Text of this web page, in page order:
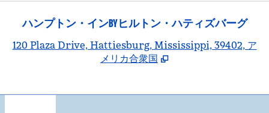
ハンプトン・インBYヒルトン・ハティズバーグ
120 Plaza Drive, Hattiesburg, Mississippi, 39402, ア
メリカ合衆国